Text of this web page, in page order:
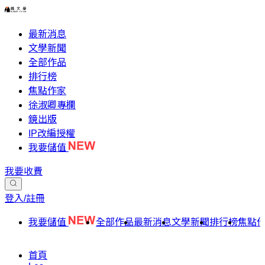
最新消息
文學新聞
全部作品
排行榜
焦點作家
徐淑卿專欄
鏡出版
IP改編授權
我要儲值
我要收費
登入/註冊
我要儲值 全部作品最新消息文學新聞排行榜焦點
首頁